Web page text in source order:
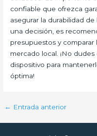
confiable que ofrezca
asegurar la durabilidad
una decisión, es
presupuestos y
mercado local. ¡No
dispositivo para
óptima!
← Entrada anterior